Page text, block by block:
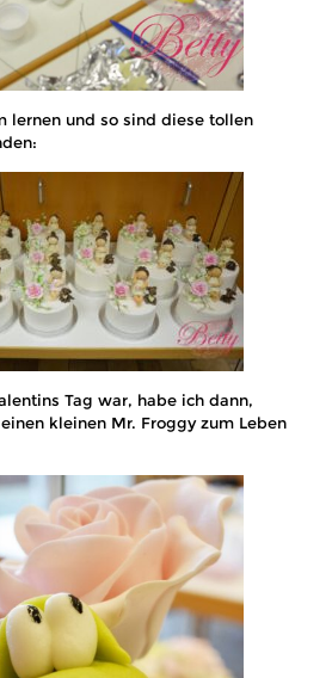
lernen und so sind diese tollen
Tag war, habe ich dann,
kleinen Mr. Froggy zum Leben